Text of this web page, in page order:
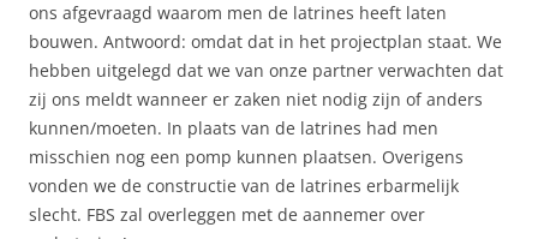
ons afgevraagd waarom men de latrines heeft laten
bouwen. Antwoord: omdat dat in het projectplan staat. We
hebben uitgelegd dat we van onze partner verwachten dat
zij ons meldt wanneer er zaken niet nodig zijn of anders
kunnen/moeten. In plaats van de latrines had men
misschien nog een pomp kunnen plaatsen. Overigens
vonden we de constructie van de latrines erbarmelijk
slecht. FBS zal overleggen met de aannemer over